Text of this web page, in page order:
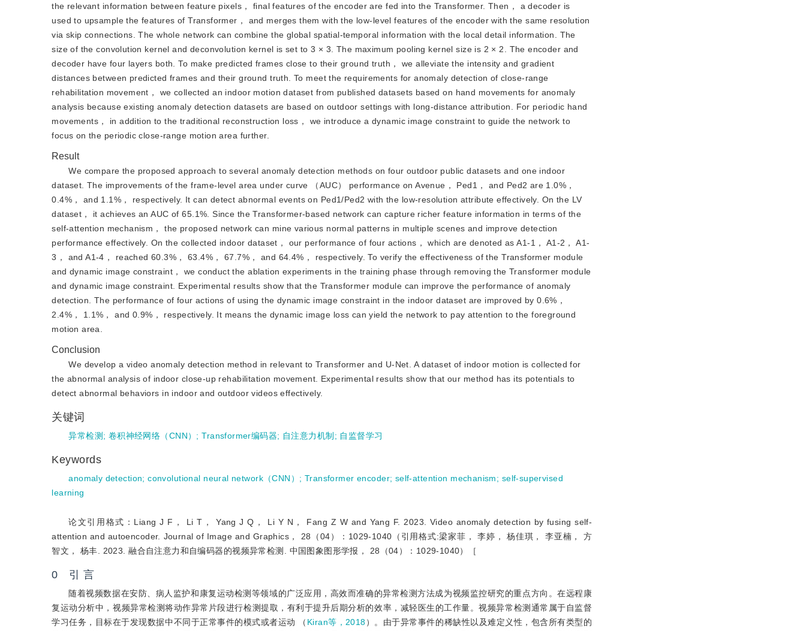
the relevant information between feature pixels， final features of the encoder are fed into the Transformer. Then， a decoder is
used to upsample the features of Transformer， and merges them with the low-level features of the encoder with the same resolution
via skip connections. The whole network can combine the global spatial-temporal information with the local detail information. The
size of the convolution kernel and deconvolution kernel is set to 3 × 3. The maximum pooling kernel size is 2 × 2. The encoder and
decoder have four layers both. To make predicted frames close to their ground truth， we alleviate the intensity and gradient
distances between predicted frames and their ground truth. To meet the requirements for anomaly detection of close-range
rehabilitation movement， we collected an indoor motion dataset from published datasets based on hand movements for anomaly
analysis because existing anomaly detection datasets are based on outdoor settings with long-distance attribution. For periodic hand
movements， in addition to the traditional reconstruction loss， we introduce a dynamic image constraint to guide the network to
focus on the periodic close-range motion area further.
Result
We compare the proposed approach to several anomaly detection methods on four outdoor public datasets and one indoor
dataset. The improvements of the frame-level area under curve （AUC） performance on Avenue， Ped1， and Ped2 are 1.0%，
0.4%， and 1.1%， respectively. It can detect abnormal events on Ped1/Ped2 with the low-resolution attribute effectively. On the LV
dataset， it achieves an AUC of 65.1%. Since the Transformer-based network can capture richer feature information in terms of the
self-attention mechanism， the proposed network can mine various normal patterns in multiple scenes and improve detection
performance effectively. On the collected indoor dataset， our performance of four actions， which are denoted as A1-1， A1-2， A1-
3， and A1-4， reached 60.3%， 63.4%， 67.7%， and 64.4%， respectively. To verify the effectiveness of the Transformer module
and dynamic image constraint， we conduct the ablation experiments in the training phase through removing the Transformer module
and dynamic image constraint. Experimental results show that the Transformer module can improve the performance of anomaly
detection. The performance of four actions of using the dynamic image constraint in the indoor dataset are improved by 0.6%，
2.4%， 1.1%， and 0.9%， respectively. It means the dynamic image loss can yield the network to pay attention to the foreground
motion area.
Conclusion
We develop a video anomaly detection method in relevant to Transformer and U-Net. A dataset of indoor motion is collected for
the abnormal analysis of indoor close-up rehabilitation movement. Experimental results show that our method has its potentials to
detect abnormal behaviors in indoor and outdoor videos effectively.
关键词
异常检测 ; 卷积神经网络（CNN） ;Transformer编码器; 自注意力机制 ; 自监督学习
Keywords
anomaly detection;convolutional neural network（CNN） ; Transformer encoder; self-attention mechanism; self-supervised
learning
论文引用格式：Liang J F， Li T， Yang J Q， Li Y N， Fang Z W and Yang F. 2023. Video anomaly detection by fusing self-
attention and autoencoder. Journal of Image and Graphics， 28（04）：1029-1040（引用格式:梁家菲， 李婷， 杨佳琪， 李亚楠， 方
智文， 杨丰. 2023. 融合自注意力和自编码器的视频异常检测. 中国图象图形学报， 28（04）：1029-1040）［
0 引 言
随着视频数据在安防、病人监护和康复运动检测等领域的广泛应用，高效而准确的异常检测方法成为视频监控研究的重点方向。在远程康
复运动分析中，视频异常检测将动作异常片段进行检测提取，有利于提升后期分析的效率，减轻医生的工作量。视频异常检测通常属于自监督
学习任务，目标在于发现数据中不同于正常事件的模式或者运动 （ Kiran等，2018）。由于异常事件的稀缺性以及难定义性，包含所有类型的